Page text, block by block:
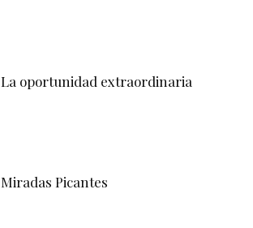
La oportunidad extraordinaria
Miradas Picantes